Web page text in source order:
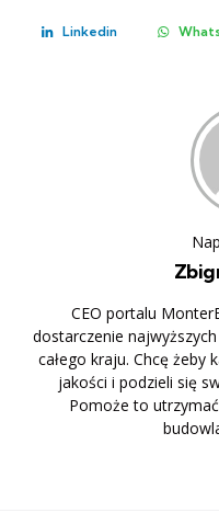
Linkedin
CEO portalu
dostarczenie
całego kraju. Chcę żeby
jakości i podzieli się
Pomoże to